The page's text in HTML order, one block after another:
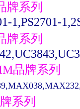
牌系列
1,PS2701-
牌系列
品牌系列
系列